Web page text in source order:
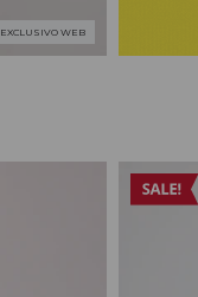
EXCLUSIVO WEB